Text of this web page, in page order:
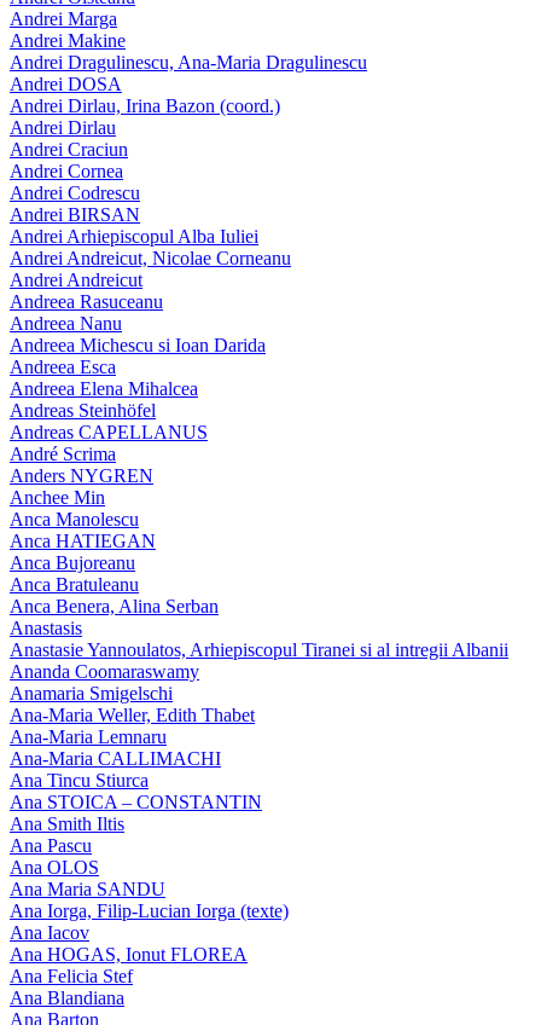
Andrei Marga
Andrei Makine
Andrei Dragulinescu, Ana-Maria Dragulinescu
Andrei DOSA
Andrei Dirlau, Irina Bazon (coord.)
Andrei Dirlau
Andrei Craciun
Andrei Cornea
Andrei Codrescu
Andrei BIRSAN
Andrei Arhiepiscopul Alba Iuliei
Andrei Andreicut, Nicolae Corneanu
Andrei Andreicut
Andreea Rasuceanu
Andreea Nanu
Andreea Michescu si Ioan Darida
Andreea Esca
Andreea Elena Mihalcea
Andreas Steinhöfel
Andreas CAPELLANUS
André Scrima
Anders NYGREN
Anchee Min
Anca Manolescu
Anca HATIEGAN
Anca Bujoreanu
Anca Bratuleanu
Anca Benera, Alina Serban
Anastasis
Anastasie Yannoulatos, Arhiepiscopul Tiranei si al intregii Albanii
Ananda Coomaraswamy
Anamaria Smigelschi
Ana-Maria Weller, Edith Thabet
Ana-Maria Lemnaru
Ana-Maria CALLIMACHI
Ana Tincu Stiurca
Ana STOICA – CONSTANTIN
Ana Smith Iltis
Ana Pascu
Ana OLOS
Ana Maria SANDU
Ana Iorga, Filip-Lucian Iorga (texte)
Ana Iacov
Ana HOGAS, Ionut FLOREA
Ana Felicia Stef
Ana Blandiana
Ana Barton